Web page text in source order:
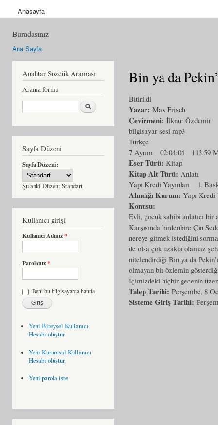
Anasayfa
Buradasınız
Ana Sayfa
Anahtar Sözcük Araması
Arama formu
Ara
Sayfa Düzeni
Sayfa Düzeni:
Şu anki Düzen: Standart
Kullanıcı girişi
Kullanıcı Adınız*
Parolanız*
Beni bu bilgisayarda hatırla
Yeni Bireysel Kullanıcı
Hesabı oluştur
Yeni Kurumsal Kullanıcı
Hesabı oluştur
Yeni parola iste
Bin ya da
Bitirildi
Yazar: Max Frisch
Çevirmeni: İlknur Özdemir
bilgisayar sesi mp3
Türkçe
7 Ayrım
02:04:04 113,59
Eser Türü: Kitap
Kitap Alt Türü: Anlatı
Yapı Kredi Yayınları
1.
Alındığı Kurum: Yapı Kredi
Konusu:
Evli, çocuk sahibi anlatıcı bir
Karşısında birdenbire Çin
nereye gitmek istediğini
de olsa çok uzakta olamaz
nitelendirdiği Bin ya da
olmayan bir özlemin
İçimizdeki hiçbir gecenin
Talep Tarihi: Perşembe, 8
Sisteme Giriş Tarihi: